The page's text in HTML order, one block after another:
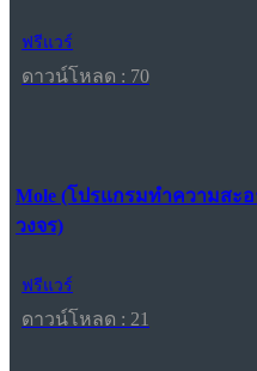
ฟรีแวร์
ดาวน์โหลด : 70
Mole (โปรแกรมทำความสะ
วงจร)
ฟรีแวร์
ดาวน์โหลด : 21